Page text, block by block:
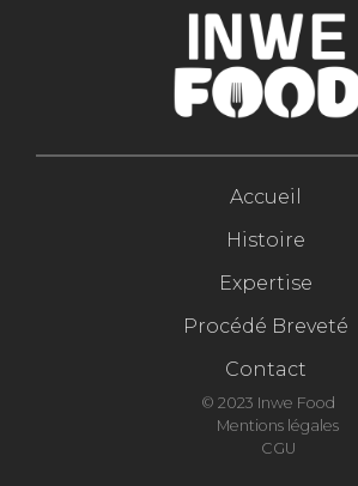
Accueil
Histoire
Expertise
Procédé Breveté
Contact
© 2023 Inwe Food
Mentions légales
CGU